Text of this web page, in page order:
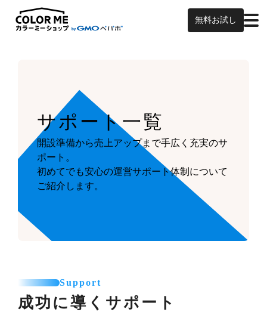
無料お試し
サポート一覧
開設準備から売上アップまで手広く充実のサ
ポート。
初めてでも安心の運営サポート体制について
ご紹介します。
Support
成功に導くサポート